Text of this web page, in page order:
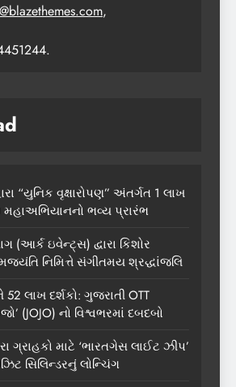
,
“યુનિક વૃક્ષારોપણ” અંતર્ગત 1 લાખ
મહાઅભિયાનનો ભવ્ય પ્રારંભ
(આર્ક ઇવેન્ટ્સ) દ્વારા કિશોર
નિમિત્તે સંગીતમય શ્રદ્ધાંજલિ
લાખ દર્શકો: ગુજરાતી OTT
(JOJO) નો વિશ્વભરમાં દબદબો
ગ્રાહકો માટે ‘ભારતગેસ લાઈટ ઝીપ’
સિલિન્ડરનું લોન્ચિંગ